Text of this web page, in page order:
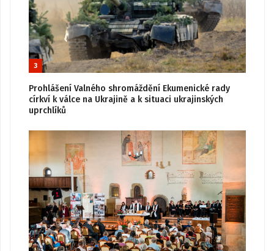
3
Prohlášení Valného shromáždění Ekumenické rady
církví k válce na Ukrajině a k situaci ukrajinských
uprchlíků